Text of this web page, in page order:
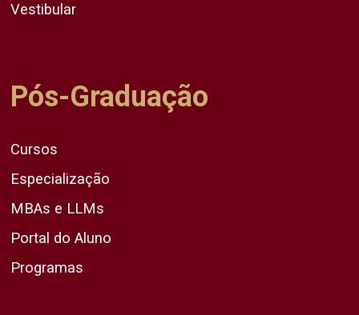
Vestibular
Pós-Graduação
Cursos
Especialização
MBAs e LLMs
Portal do Aluno
Programas